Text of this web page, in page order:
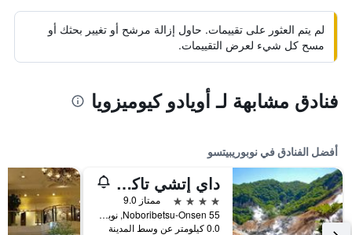
لم يتم العثور على تقييمات. حاول إزالة مرشح أو تغيير بحثك أو
مسح كل شيء لعرض التقييمات.
فنادق مشابهة لـ أويادو كيوميزويا
أفضل الفنادق في نوبوريبيتسو
داي إتشي تاكيموتوكان
4 نجوم
ممتاز 9.0
55 Noboribetsu-Onsen, نوبوريبيتسو, اليابان
0.0 كيلومتر عن وسط المدينة